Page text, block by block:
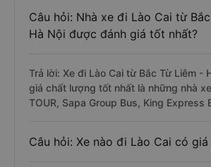
Câu hỏi: Nhà xe đi Lào Cai từ
Hà Nội được đánh giá tốt nhất?
Trả lời: Xe đi Lào Cai từ Bắc Từ Liêm -
giá chất lượng tốt nhất là những nhà xe
TOUR, Sapa Group Bus, King Express
Câu hỏi: Xe nào đi Lào Cai có giá